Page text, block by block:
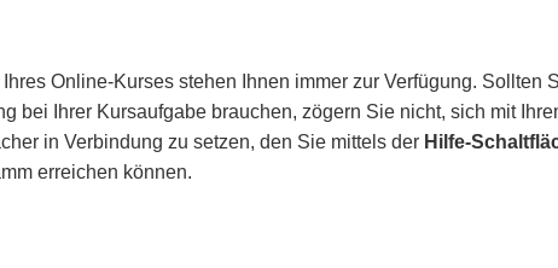
Online-Kurses stehen Ihnen immer zur Verfügung. Sollten
bei Ihrer Kursaufgabe brauchen, zögern Sie nicht, sich mit
in Verbindung zu setzen, den Sie mittels der Hilfe-
erreichen können.